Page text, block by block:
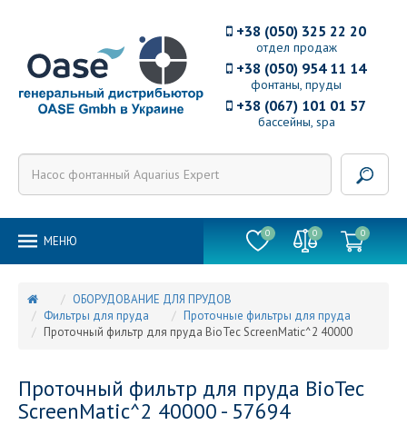
отдел продаж
+38 (050) 325 22 20
фонтаны, пруды
+38 (050) 954 11 14
бассейны, spa
+38 (067) 101 01 57
MEНЮ
0 0 0
ОБОРУДОВАНИЕ ДЛЯ ПРУДОВ
Фильтры для пруда
Проточные фильтры для пруда
Проточный фильтр для пруда BioTec ScreenMatic^2 40000
Проточный фильтр для пруда BioTec
ScreenMatic^2 40000 - 57694